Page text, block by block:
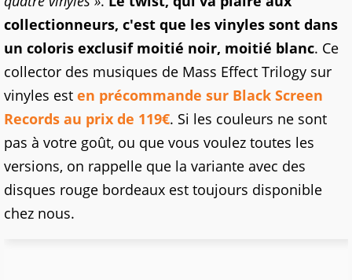
collectionneurs, c'est que les vinyles sont dans
un coloris exclusif moitié noir, moitié blanc. Ce
collector des musiques de Mass Effect Trilogy sur
vinyles est en précommande sur Black Screen
Records au prix de 119€. Si les couleurs ne sont
pas à votre goût, ou que vous voulez toutes les
versions, on rappelle que la variante avec des
disques rouge bordeaux est toujours disponible
chez nous.